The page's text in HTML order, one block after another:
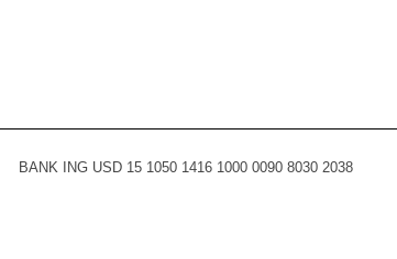
BANK ING USD 15 1050 1416 1000 0090 8030 2038